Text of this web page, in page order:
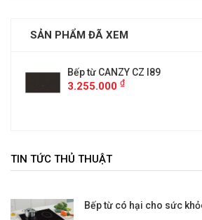
SẢN PHẨM ĐÃ XEM
Bếp từ CANZY CZ I89
3.255.000 ₫
TIN TỨC THỦ THUẬT
Bếp từ có hại cho sức